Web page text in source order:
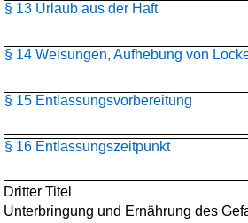
§ 13 Urlaub aus der Haft
§ 14 Weisungen, Aufhebung von
§ 15 Entlassungsvorbereitung
§ 16 Entlassungszeitpunkt
Dritter Titel
Unterbringung und Ernährung des